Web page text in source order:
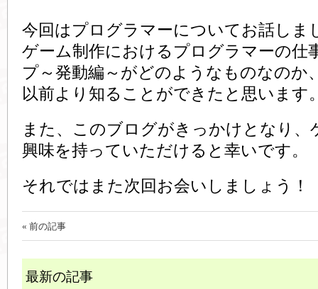
今回はプログラマーについてお話しま
ゲーム制作におけるプログラマーの仕
プ～発動編～がどのようなものなのか
以前より知ることができたと思います
また、このブログがきっかけとなり、
興味を持っていただけると幸いです。
それではまた次回お会いしましょう！
« 前の記事
最新の記事